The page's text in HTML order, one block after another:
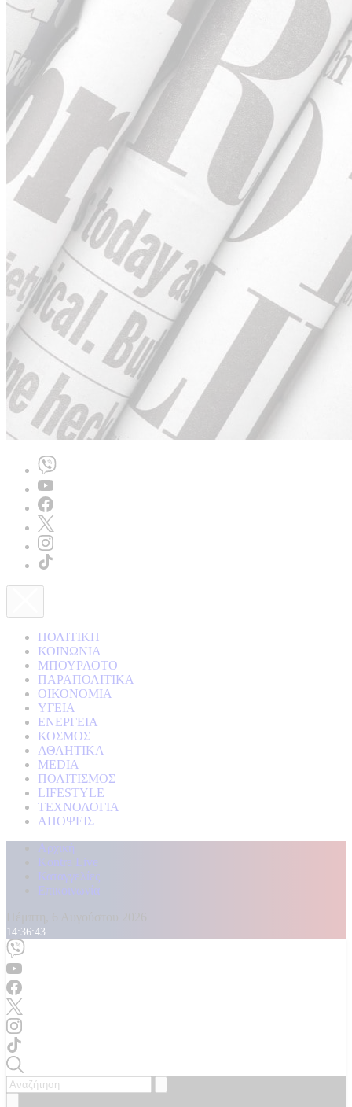
ΠΟΛΙΤΙΚΗ
ΚΟΙΝΩΝΙΑ
ΜΠΟΥΡΛΟΤΟ
ΠΑΡΑΠΟΛΙΤΙΚΑ
ΟΙΚΟΝΟΜΙΑ
ΥΓΕΙΑ
ΕΝΕΡΓΕΙΑ
ΚΟΣΜΟΣ
ΑΘΛΗΤΙΚΑ
MEDIA
ΠΟΛΙΤΙΣΜΟΣ
LIFESTYLE
ΤΕΧΝΟΛΟΓΙΑ
ΑΠΟΨΕΙΣ
Αρχική
Kontra Live
Καταγγελίες
Επικοινωνία
14:36:45